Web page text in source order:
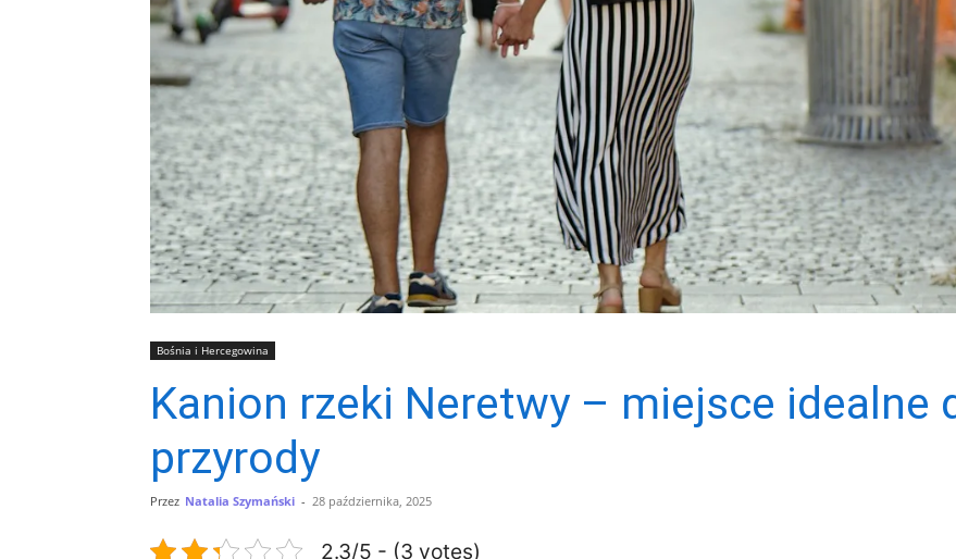
Bośnia i Hercegowina
Kanion rzeki Neretwy – miejsce idealne
przyrody
Przez Natalia Szymański - 28 października, 2025
2.3/5 - (3 votes)